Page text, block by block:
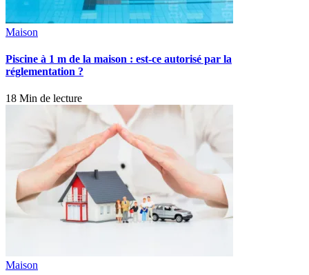
Maison
Piscine à 1 m de la maison : est-ce autorisé par la
réglementation ?
18 Min de lecture
Maison